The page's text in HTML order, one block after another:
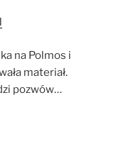
na Polmos i
materiał.
pozwów…